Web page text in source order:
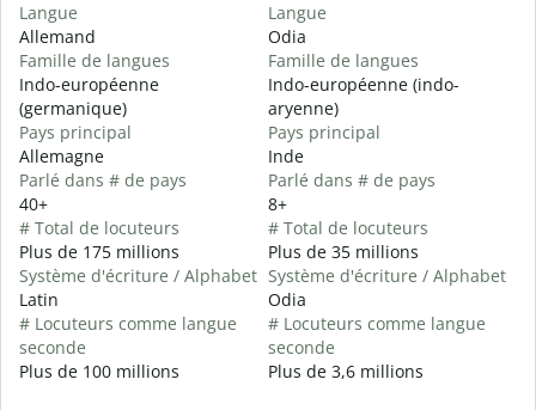
Langue
Allemand
Famille de langues
Indo-européenne
(germanique)
Pays principal
Allemagne
Parlé dans # de pays
40+
# Total de locuteurs
Plus de 175 millions
Système d'écriture / Alphabet
Latin
# Locuteurs comme langue
seconde
Plus de 100 millions
Langue
Odia
Famille de langues
Indo-européenne (indo-
aryenne)
Pays principal
Inde
Parlé dans # de pays
8+
# Total de locuteurs
Plus de 35 millions
Système d'écriture / Alphabet
Odia
# Locuteurs comme langue
seconde
Plus de 3,6 millions